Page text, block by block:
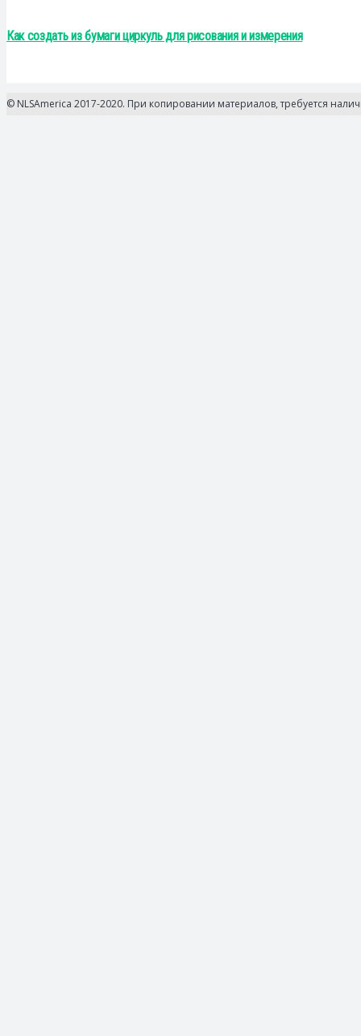
Как создать из бумаги циркуль для рисования и измерения
© NLSAmerica 2017-2020. При копировании материалов, требуется